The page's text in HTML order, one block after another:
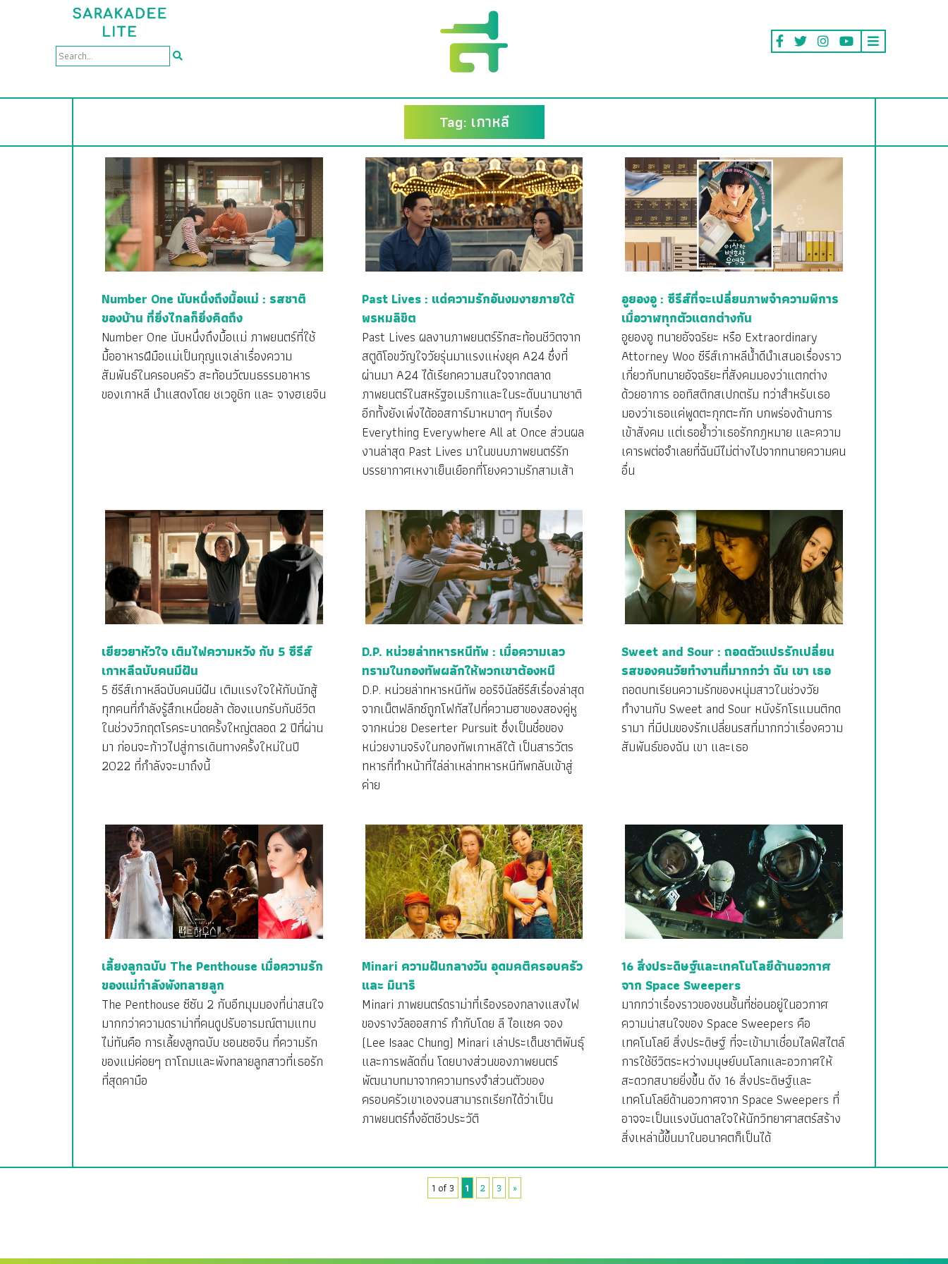
Tag: เกาหลี
Number One นับหนึ่งถึงมื้อแม่ : รสชาติ
ของบ้าน ที่ยิ่งไกลก็ยิ่งคิดถึง
Number One นับหนึ่งถึงมื้อแม่ ภาพยนตร์ที่ใช้
มื้ออาหารฝีมือแม่เป็นกุญแจเล่าเรื่องความ
สัมพันธ์ในครอบครัว สะท้อนวัฒนธรรมอาหาร
ของเกาหลี นำแสดงโดย ชเวอูชิก และ จางฮเยจิน
Past Lives : แด่ความรักอันงมงายภายใต้
พรหมลิขิต
Past Lives ผลงานภาพยนตร์รักสะท้อนชีวิตจาก
สตูดิโอขวัญใจวัยรุ่นมาแรงแห่งยุค A24 ซึ่งที่
ผ่านมา A24 ได้เรียกความสนใจจากตลาด
ภาพยนตร์ในสหรัฐอเมริกาและในระดับนานาชาติ
อีกทั้งยังเพิ่งได้ออสการ์มาหมาดๆ กับเรื่อง
Everything Everywhere All at Once ส่วนผล
งานล่าสุด Past Lives มาในขนบภาพยนตร์รัก
บรรยากาศเหงาเย็นเยือกที่โยงความรักสามเส้า
อูยองอู : ซีรีส์ที่จะเปลี่ยนภาพจำความพิการ
เมื่อวาฬทุกตัวแตกต่างกัน
อูยองอู ทนายอัจฉริยะ หรือ Extraordinary
Attorney Woo ซีรีส์เกาหลีน้ำดีนำเสนอเรื่องราว
เกี่ยวกับทนายอัจฉริยะที่สังคมมองว่าแตกต่าง
ด้วยอาการ ออทิสติกสเปกตรัม ทว่าสำหรับเธอ
มองว่าเธอแค่พูดตะกุกตะกัก บกพร่องด้านการ
เข้าสังคม แต่เธอย้ำว่าเธอรักกฎหมาย และความ
เคารพต่อจำเลยที่ฉันมีไม่ต่างไปจากทนายความคน
อื่น
เยียวยาหัวใจ เติมไฟความหวัง กับ 5 ซีรีส์
เกาหลีฉบับคนมีฝัน
5 ซีรีส์เกาหลีฉบับคนมีฝัน เติมแรงใจให้กับนักสู้
ทุกคนที่กำลังรู้สึกเหนื่อยล้า ต้องแบกรับกับชีวิต
ในช่วงวิกฤตโรคระบาดครั้งใหญ่ตลอด 2 ปีที่ผ่าน
มา ก่อนจะก้าวไปสู่การเดินทางครั้งใหม่ในปี
2022 ที่กำลังจะมาถึงนี้
D.P. หน่วยล่าทหารหนีทัพ : เมื่อความเลว
ทรามในกองทัพผลักให้พวกเขาต้องหนี
D.P. หน่วยล่าทหารหนีทัพ ออริจินัลซีรีส์เรื่องล่าสุด
จากเน็ตฟลิกซ์ถูกโฟกัสไปที่ความฮาของสองคู่หู
จากหน่วย Deserter Pursuit ซึ่งเป็นชื่อของ
หน่วยงานจริงในกองทัพเกาหลีใต้ เป็นสารวัตร
ทหารที่ทำหน้าที่ไล่ล่าเหล่าทหารหนีทัพกลับเข้าสู่
ค่าย
Sweet and Sour : ถอดตัวแปรรักเปลี่ยน
รสของคนวัยทำงานที่มากกว่า ฉัน เขา เธอ
ถอดบทเรียนความรักของหนุ่มสาวในช่วงวัย
ทำงานกับ Sweet and Sour หนังรักโรแมนติกด
รามา ที่มีปมของรักเปลี่ยนรสที่มากกว่าเรื่องความ
สัมพันธ์ของฉัน เขา และเธอ
เลี้ยงลูกฉบับ The Penthouse เมื่อความรัก
ของแม่กำลังพังทลายลูก
The Penthouse ซีซัน 2 กับอีกมุมมองที่น่าสนใจ
มากกว่าความดราม่าที่คนดูปรับอารมณ์ตามแทบ
ไม่ทันคือ การเลี้ยงลูกฉบับ ชอนซอจิน ที่ความรัก
ของแม่ค่อยๆ ถาโถมและพังทลายลูกสาวที่เธอรัก
ที่สุดคามือ
Minari ความฝันกลางวัน อุดมคติครอบครัว
และ มินาริ
Minari ภาพยนตร์ดราม่าที่เรืองรองกลางแสงไฟ
ของรางวัลออสการ์ กำกับโดย ลี ไอแซค จอง
(Lee Isaac Chung) Minari เล่าประเด็นชาติพันธุ์
และการพลัดถิ่น โดยบางส่วนของภาพยนตร์
พัฒนาบทมาจากความทรงจำส่วนตัวของ
ครอบครัวเขาเองจนสามารถเรียกได้ว่าเป็น
ภาพยนตร์กึ่งอัตชีวประวัติ
16 สิ่งประดิษฐ์และเทคโนโลยีด้านอวกาศ
จาก Space Sweepers
มากกว่าเรื่องราวของชนชั้นที่ซ่อนอยู่ในอวกาศ
ความน่าสนใจของ Space Sweepers คือ
เทคโนโลยี สิ่งประดิษฐ์ ที่จะเข้ามาเชื่อมไลฟ์สไตล์
การใช้ชีวิตระหว่างมนุษย์บนโลกและอวกาศให้
สะดวกสบายยิ่งขึ้น ดัง 16 สิ่งประดิษฐ์และ
เทคโนโลยีด้านอวกาศจาก Space Sweepers ที่
อาจจะเป็นแรงบันดาลใจให้นักวิทยาศาสตร์สร้าง
สิ่งเหล่านี้ขึ้นมาในอนาคตก็เป็นได้
1 of 3 1 2 3 »